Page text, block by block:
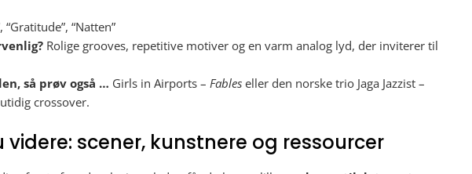
“Gratitude”, “Natten”
Rolige grooves, repetitive motiver og en varm analog lyd, der inviterer til
så prøv også … Girls in Airports –Fables eller den norske trio Jaga Jazzist –
crossover.
scener, kunstnere og ressourcer